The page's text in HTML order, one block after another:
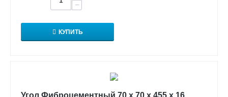
−
КУПИТЬ
Угол Фиброцементный 70 х 70 х 455 х 16